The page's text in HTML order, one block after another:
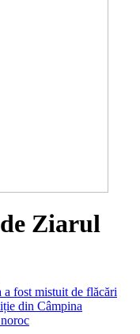
Ziarul
fost mistuit de flăcări
din Câmpina